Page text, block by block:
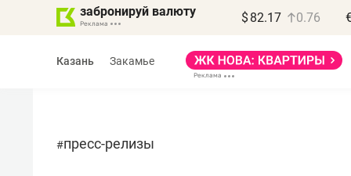
забронируй валюту $ 82.17 0.76
Казань Закамье
#пресс-релизы